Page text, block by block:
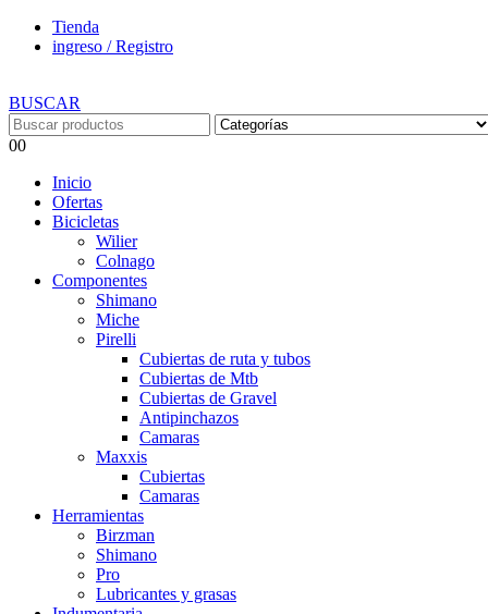
Tienda
ingreso / Registro
BUSCAR
00
Inicio
Ofertas
Bicicletas
Wilier
Colnago
Componentes
Shimano
Miche
Pirelli
Cubiertas de ruta y tubos
Cubiertas de Mtb
Cubiertas de Gravel
Antipinchazos
Camaras
Maxxis
Cubiertas
Camaras
Herramientas
Birzman
Shimano
Pro
Lubricantes y grasas